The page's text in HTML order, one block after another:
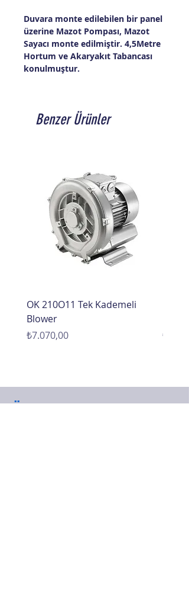
Duvara monte edilebilen bir panel
üzerine Mazot Pompası, Mazot
Sayacı monte edilmiştir. 4,5Metre
Hortum ve Akaryakıt Tabancası
konulmuştur.
Benzer Ürünler
OK 210O11 Tek Kademeli
Blower
Fiyat
₺7.070,00
Fiyat
Ölçü Kontrol